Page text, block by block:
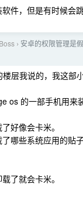
件，但是有时候会
› 安卓的权限管理是
层我说的，我这部
os 的一部手机用来
好像会卡米。
哪些系统应用的贴
了就会卡米。